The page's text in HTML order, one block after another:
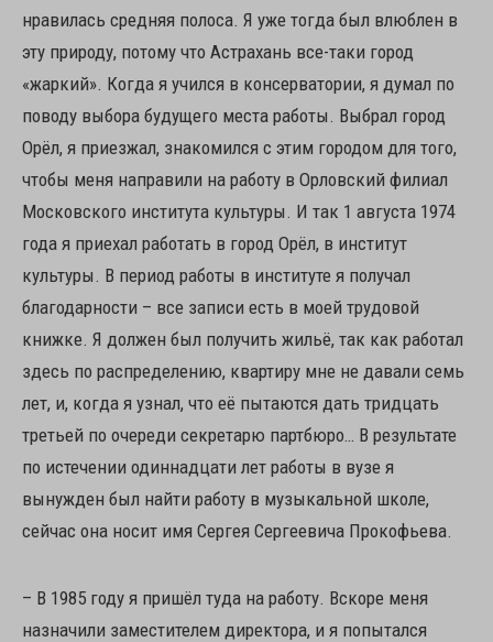
нравилась средняя полоса. Я уже тогда был влюблен в
эту природу, потому что Астрахань все-таки город
«жаркий». Когда я учился в консерватории, я думал по
поводу выбора будущего места работы. Выбрал город
Орёл, я приезжал, знакомился с этим городом для того,
чтобы меня направили на работу в Орловский филиал
Московского института культуры. И так 1 августа 1974
года я приехал работать в город Орёл, в институт
культуры. В период работы в институте я получал
благодарности – все записи есть в моей трудовой
книжке. Я должен был получить жильё, так как работал
здесь по распределению, квартиру мне не давали семь
лет, и, когда я узнал, что её пытаются дать тридцать
третьей по очереди секретарю партбюро… В результате
по истечении одиннадцати лет работы в вузе я
вынужден был найти работу в музыкальной школе,
сейчас она носит имя Сергея Сергеевича Прокофьева.
– В 1985 году я пришёл туда на работу. Вскоре меня
назначили заместителем директора, и я попытался